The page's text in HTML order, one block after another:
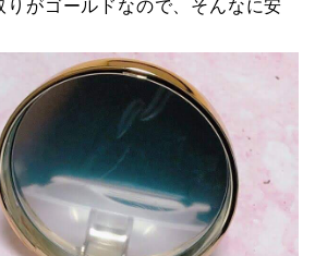
りがゴールドなので、そんなに安